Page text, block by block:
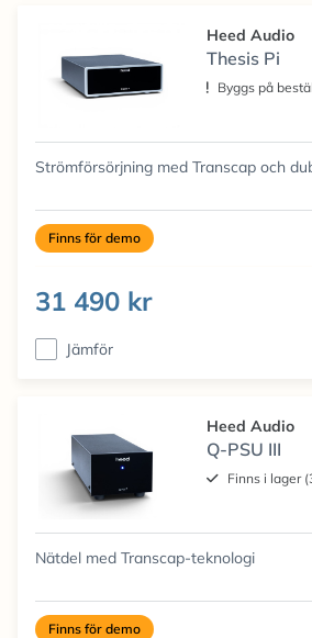
Heed Audio
Thesis Pi
Byggs på
Strömförsörjning med Transcap och
Finns för demo
31 490 kr
Jämför
Heed Audio
Q-PSU III
Finns i lager
Nätdel med Transcap-teknologi
Finns för demo